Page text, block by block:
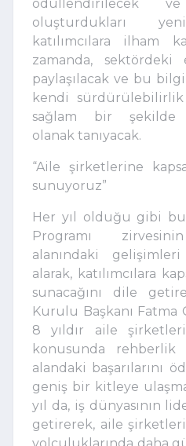
ödüllendirilecek
oluşturdukları
katılımcılara ilham
zamanda,
paylaşılacak ve bu
kendi sürdürülebilirlik
sağlam bir şekilde
olanak tanıyacak.
“Aile şirketlerine
sunuyoruz”
Her yıl olduğu gibi bu
Programı
alanındaki
alarak, katılımcılara
sunacağını dile
Kurulu Başkanı Fatma
8 yıldır aile
konusunda rehberlik
alandaki başarılarını
geniş bir kitleye
yıl da, iş dünyasının
getirerek, aile